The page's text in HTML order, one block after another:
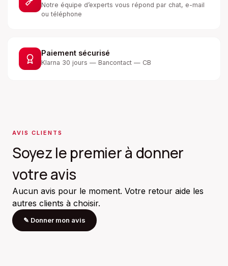
Notre équipe d’experts vous répond par chat, e-mail
ou téléphone
Paiement sécurisé
Klarna 30 jours — Bancontact — CB
AVIS CLIENTS
Soyez le premier à donner
votre avis
Aucun avis pour le moment. Votre retour aide les
autres clients à choisir.
✎ Donner mon avis